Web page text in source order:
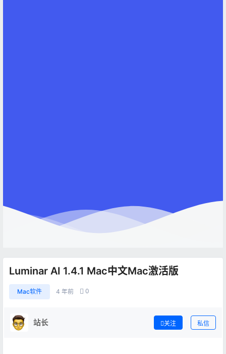
Luminar AI 1.4.1 Mac中文Mac激活版
Mac软件 4 年前 0
站长 关注 私信